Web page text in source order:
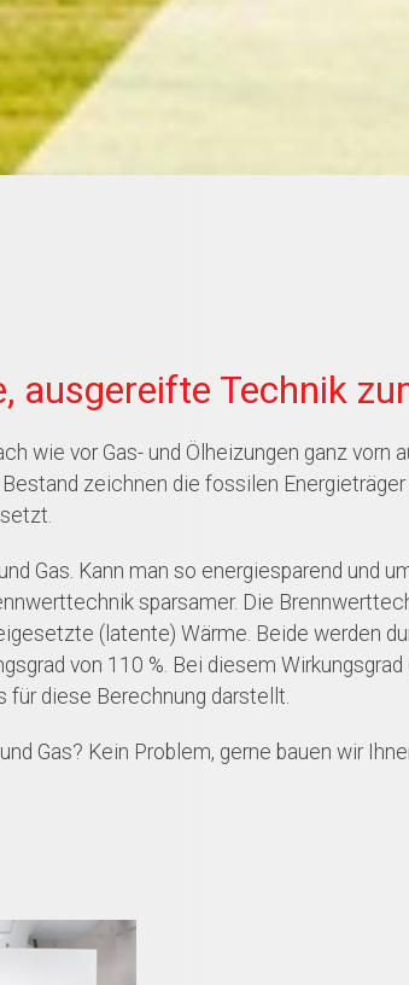
Technik
wie vor Gas- und Ölheizungen ganz vorn
zeichnen die fossilen Energieträger
Gas. Kann man so energiesparend und
sparsamer. Die
(latente) Wärme. Beide werden
von 110 %. Bei diesem
für diese Berechnung darstellt.
Gas? Kein Problem, gerne bauen wir